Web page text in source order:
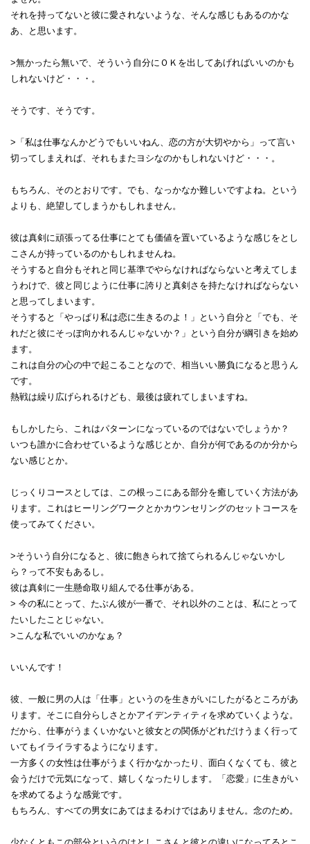
それを持ってないと彼に愛されないような、そんな感じもあるのかな
あ、と思います。
>無かったら無いで、そういう自分にＯＫを出してあげればいいのかも
しれないけど・・・。
そうです、そうです。
>「私は仕事なんかどうでもいいねん、恋の方が大切やから」って言い
切ってしまえれば、それもまたヨシなのかもしれないけど・・・。
もちろん、そのとおりです。でも、なっかなか難しいですよね。という
よりも、絶望してしまうかもしれません。
彼は真剣に頑張ってる仕事にとても価値を置いているような感じをとし
こさんが持っているのかもしれませんね。
そうすると自分もそれと同じ基準でやらなければならないと考えてしま
うわけで、彼と同じように仕事に誇りと真剣さを持たなければならない
と思ってしまいます。
そうすると「やっぱり私は恋に生きるのよ！」という自分と「でも、そ
れだと彼にそっぽ向かれるんじゃないか？」という自分が綱引きを始め
ます。
これは自分の心の中で起こることなので、相当いい勝負になると思うん
です。
熱戦は繰り広げられるけども、最後は疲れてしまいますね。
もしかしたら、これはパターンになっているのではないでしょうか？
いつも誰かに合わせているような感じとか、自分が何であるのか分から
ない感じとか。
じっくりコースとしては、この根っこにある部分を癒していく方法があ
ります。これはヒーリングワークとかカウンセリングのセットコースを
使ってみてください。
>そういう自分になると、彼に飽きられて捨てられるんじゃないかし
ら？って不安もあるし。
彼は真剣に一生懸命取り組んでる仕事がある。
> 今の私にとって、たぶん彼が一番で、それ以外のことは、私にとって
たいしたことじゃない。
>こんな私でいいのかなぁ？
いいんです！
彼、一般に男の人は「仕事」というのを生きがいにしたがるところがあ
ります。そこに自分らしさとかアイデンティティを求めていくような。
だから、仕事がうまくいかないと彼女との関係がどれだけうまく行って
いてもイライラするようになります。
一方多くの女性は仕事がうまく行かなかったり、面白くなくても、彼と
会うだけで元気になって、嬉しくなったりします。「恋愛」に生きがい
を求めてるような感覚です。
もちろん、すべての男女にあてはまるわけではありません。念のため。